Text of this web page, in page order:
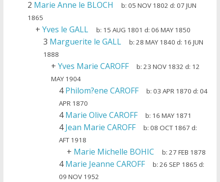
2 Marie Anne le BLOCH b:05 NOV 1802 d:07 JUN
1865
+ Yves le GALL b: 15 AUG 1801 d:06 MAY 1850
3 Marguerite le GALL b:28 MAY 1840 d: 16 JUN
1888
+ Yves Marie CAROFF b:23 NOV 1832 d: 12
MAY 1904
4Philom?ene CAROFF b:03 APR 1870 d:04
APR 1870
4Marie Olive CAROFF b: 16 MAY 1871
4Jean Marie CAROFF b:08 OCT 1867 d:
AFT 1918
+ Marie Michelle BOHIC b:27 FEB 1878
4Marie Jeanne CAROFF b:26 SEP 1865 d:
09 NOV 1952